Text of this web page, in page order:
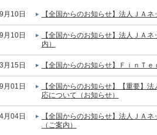
月10日 【全国からのお知らせ】法人ＪＡ
月10日
【全国からのお知らせ】法人ＪＡ
内）
月15日 【全国からのお知らせ】ＦｉｎＴ
月01日
【全国からのお知らせ】【重要】
応について（お知らせ）
月04日
【全国からのお知らせ】法人ＪＡ
（ご案内）